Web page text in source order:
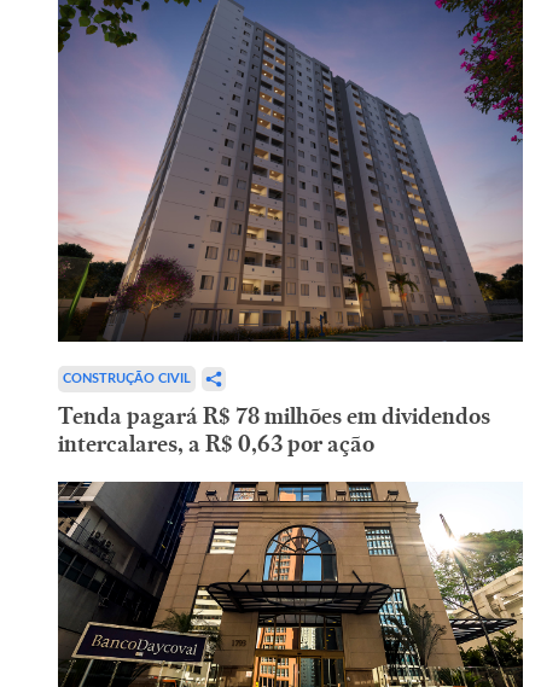
CONSTRUÇÃO CIVIL
Tenda pagará R$ 78 milhões em dividendos
intercalares, a R$ 0,63 por ação